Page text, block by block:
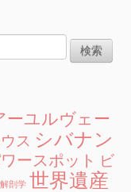
ーユルヴェー
ス シバナン
ースポット ビ
剖学 世界遺産